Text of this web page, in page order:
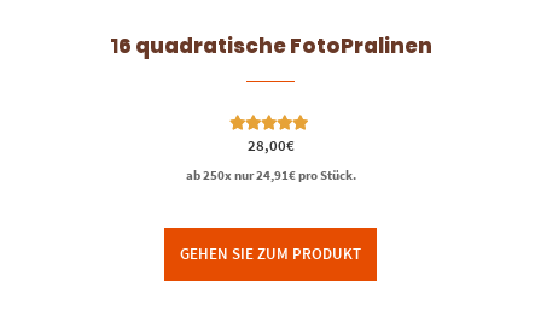
16 quadratische FotoPralinen
Bewertet mit
5.00
von 5
28,00€
ab 250x nur24,91€pro Stück.
GEHEN SIE ZUM PRODUKT